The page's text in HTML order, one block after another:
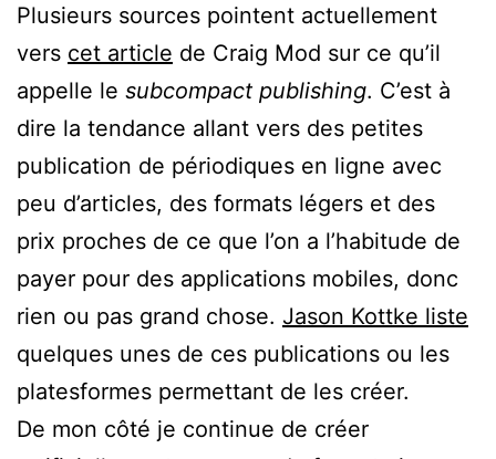
Plusieurs sources pointent actuellement
vers cet article de Craig Mod sur ce qu’il
appelle le subcompact publishing. C’est à
dire la tendance allant vers des petites
publication de périodiques en ligne avec
peu d’articles, des formats légers et des
prix proches de ce que l’on a l’habitude de
payer pour des applications mobiles, donc
rien ou pas grand chose. Jason Kottke liste
quelques unes de ces publications ou les
platesformes permettant de les créer.
De mon côté je continue de créer